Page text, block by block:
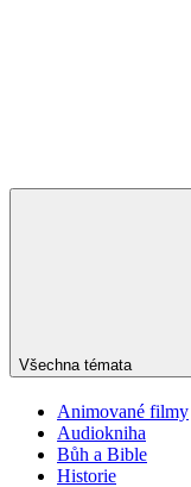
Všechna témata
Animované filmy
Audiokniha
Bůh a Bible
Historie